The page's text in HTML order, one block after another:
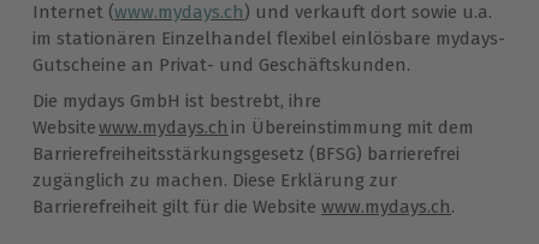
Internet (www.mydays.ch) und verkauft dort sowie u.a.
im stationären Einzelhandel flexibel einlösbare mydays-
Gutscheine an Privat- und Geschäftskunden.
Die mydays GmbH ist bestrebt, ihre
Websitewww.mydays.ch in Übereinstimmung mit dem
Barrierefreiheitsstärkungsgesetz (BFSG) barrierefrei
zugänglich zu machen. Diese Erklärung zur
Barrierefreiheit gilt für die Website www.mydays.ch.